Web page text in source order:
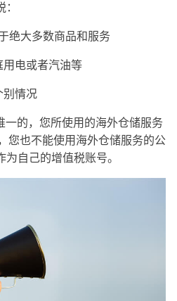
绝大多数商品和服务
用电或者汽油等
别情况
一的，您所使用的海外仓储服务
您也不能使用海外仓储服务的公
自己的增值税账号。